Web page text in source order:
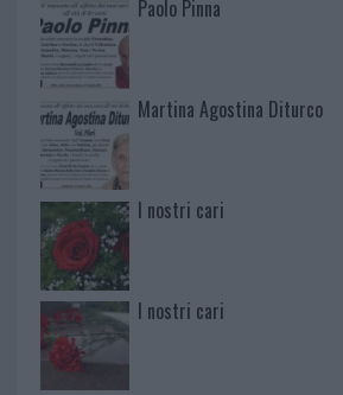
Paolo Pinna
Martina Agostina Diturco
I nostri cari
I nostri cari